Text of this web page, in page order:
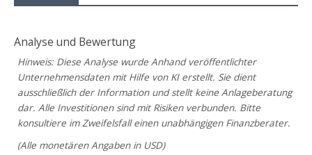
Analyse und Bewertung
Hinweis: Diese Analyse wurde Anhand veröffentlichter
Unternehmensdaten mit Hilfe von KI erstellt. Sie dient
ausschließlich der Information und stellt keine Anlageberatung
dar. Alle Investitionen sind mit Risiken verbunden. Bitte
konsultiere im Zweifelsfall einen unabhängigen Finanzberater.
(Alle monetären Angaben in USD)